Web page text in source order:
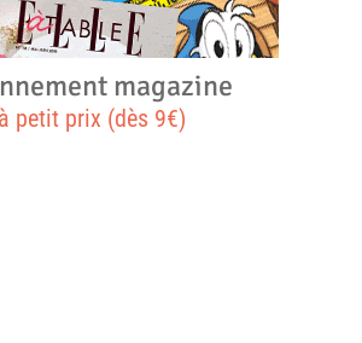
magazine
à petit prix (dès 9€)